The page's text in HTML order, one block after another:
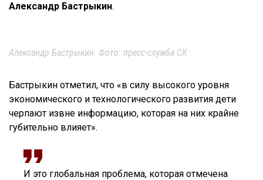
Александр Бастрыкин.
Александр Бастрыкин. Фото: пресс-служба СК
Бастрыкин отметил, что «в силу высокого уровня
экономического и технологического развития дети
черпают извне информацию, которая на них крайне
губительно влияет».
И это глобальная проблема, которая отмечена